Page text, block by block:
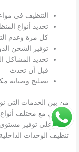
التنظيف في
تحديد أنواع
كل مرة وعدم
توفير الشحن
تحديد المشاكل
قبل أن تحدث
تصليح وصيانة
من بين الخدمات التي
التعامل مع مختلف
نعمل على توفير مستوى
تنظيف الوحدات الداخلية